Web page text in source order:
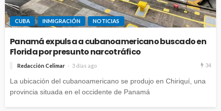
CUBA INMIGRACIÓN NOTICIAS
Panamá expulsa a cubanoamericano buscado en
Florida por presunto narcotráfico
Redacción Celimar 3 días ago 34
La ubicación del cubanoamericano se produjo en Chiriquí, una
provincia situada en el occidente de Panamá